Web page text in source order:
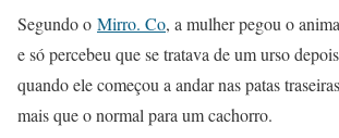
Segundo o Mirro. Co, a mulher pegou o
e só percebeu que se tratava de um urso
quando ele começou a andar nas patas
mais que o normal para um cachorro.